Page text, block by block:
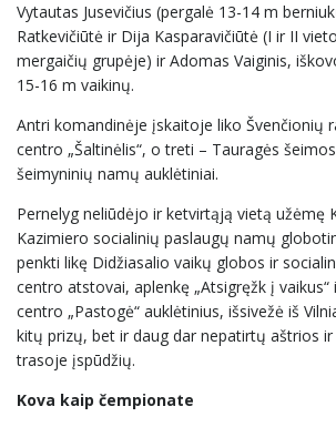
Vytautas Jusevičius (pergalė 13-14 m
Ratkevičiūtė ir Dija Kasparavičiūtė (I ir II
mergaičių grupėje) ir Adomas Vaiginis,
15-16 m vaikinų.
Antri komandinėje įskaitoje liko Švenčionių
centro „Šaltinėlis“, o treti – Tauragės
šeimyninių namų auklėtiniai.
Pernelyg neliūdėjo ir ketvirtąją vietą užėmę
Kazimiero socialinių paslaugų namų
penkti likę Didžiasalio vaikų globos ir
centro atstovai, aplenkę „Atsigręžk į vaikus“
centro „Pastogė“ auklėtinius, išsivežė iš
kitų prizų, bet ir daug dar nepatirtų aštrios
trasoje įspūdžių.
Kova kaip čempionate